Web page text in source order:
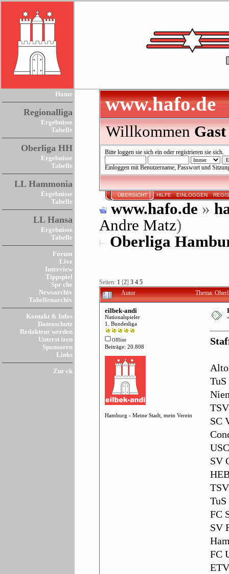
Home
Regionalliga
Ergebnisse
Tabelle
Oberliga HH
Ergebnisse
Tabelle
LL Hammonia
Ergebnisse
Tabelle
LL Hansa
Ergebnisse
Tabelle
Forum
Live
Interview
Tippspiel
Spr che
Newsarchiv
Tabellenarchiv
Kontakt & Infos
Datenschutz
Redakteur werden
Unterst tzen
Sponsoren
Links
Zur ck
www.hafo.de
WillkommenGast
Bitte loggen sie sich einoder registrieren sie sich.
Einloggen mit Benutzername, Passwort und
ÜBERSICHT HILFE EINLOGGEN
www.hafo.de »
Andre Matz)
Oberliga
Seiten: 1[2] 3 4 5
Autor Thema:
eilbek-andi
Nationalspieler
1. Bundesliga
Offline
Beiträge: 20.808
Hamburg - Meine Stadt, mein Verein
SC
SV
FC
SV
FC